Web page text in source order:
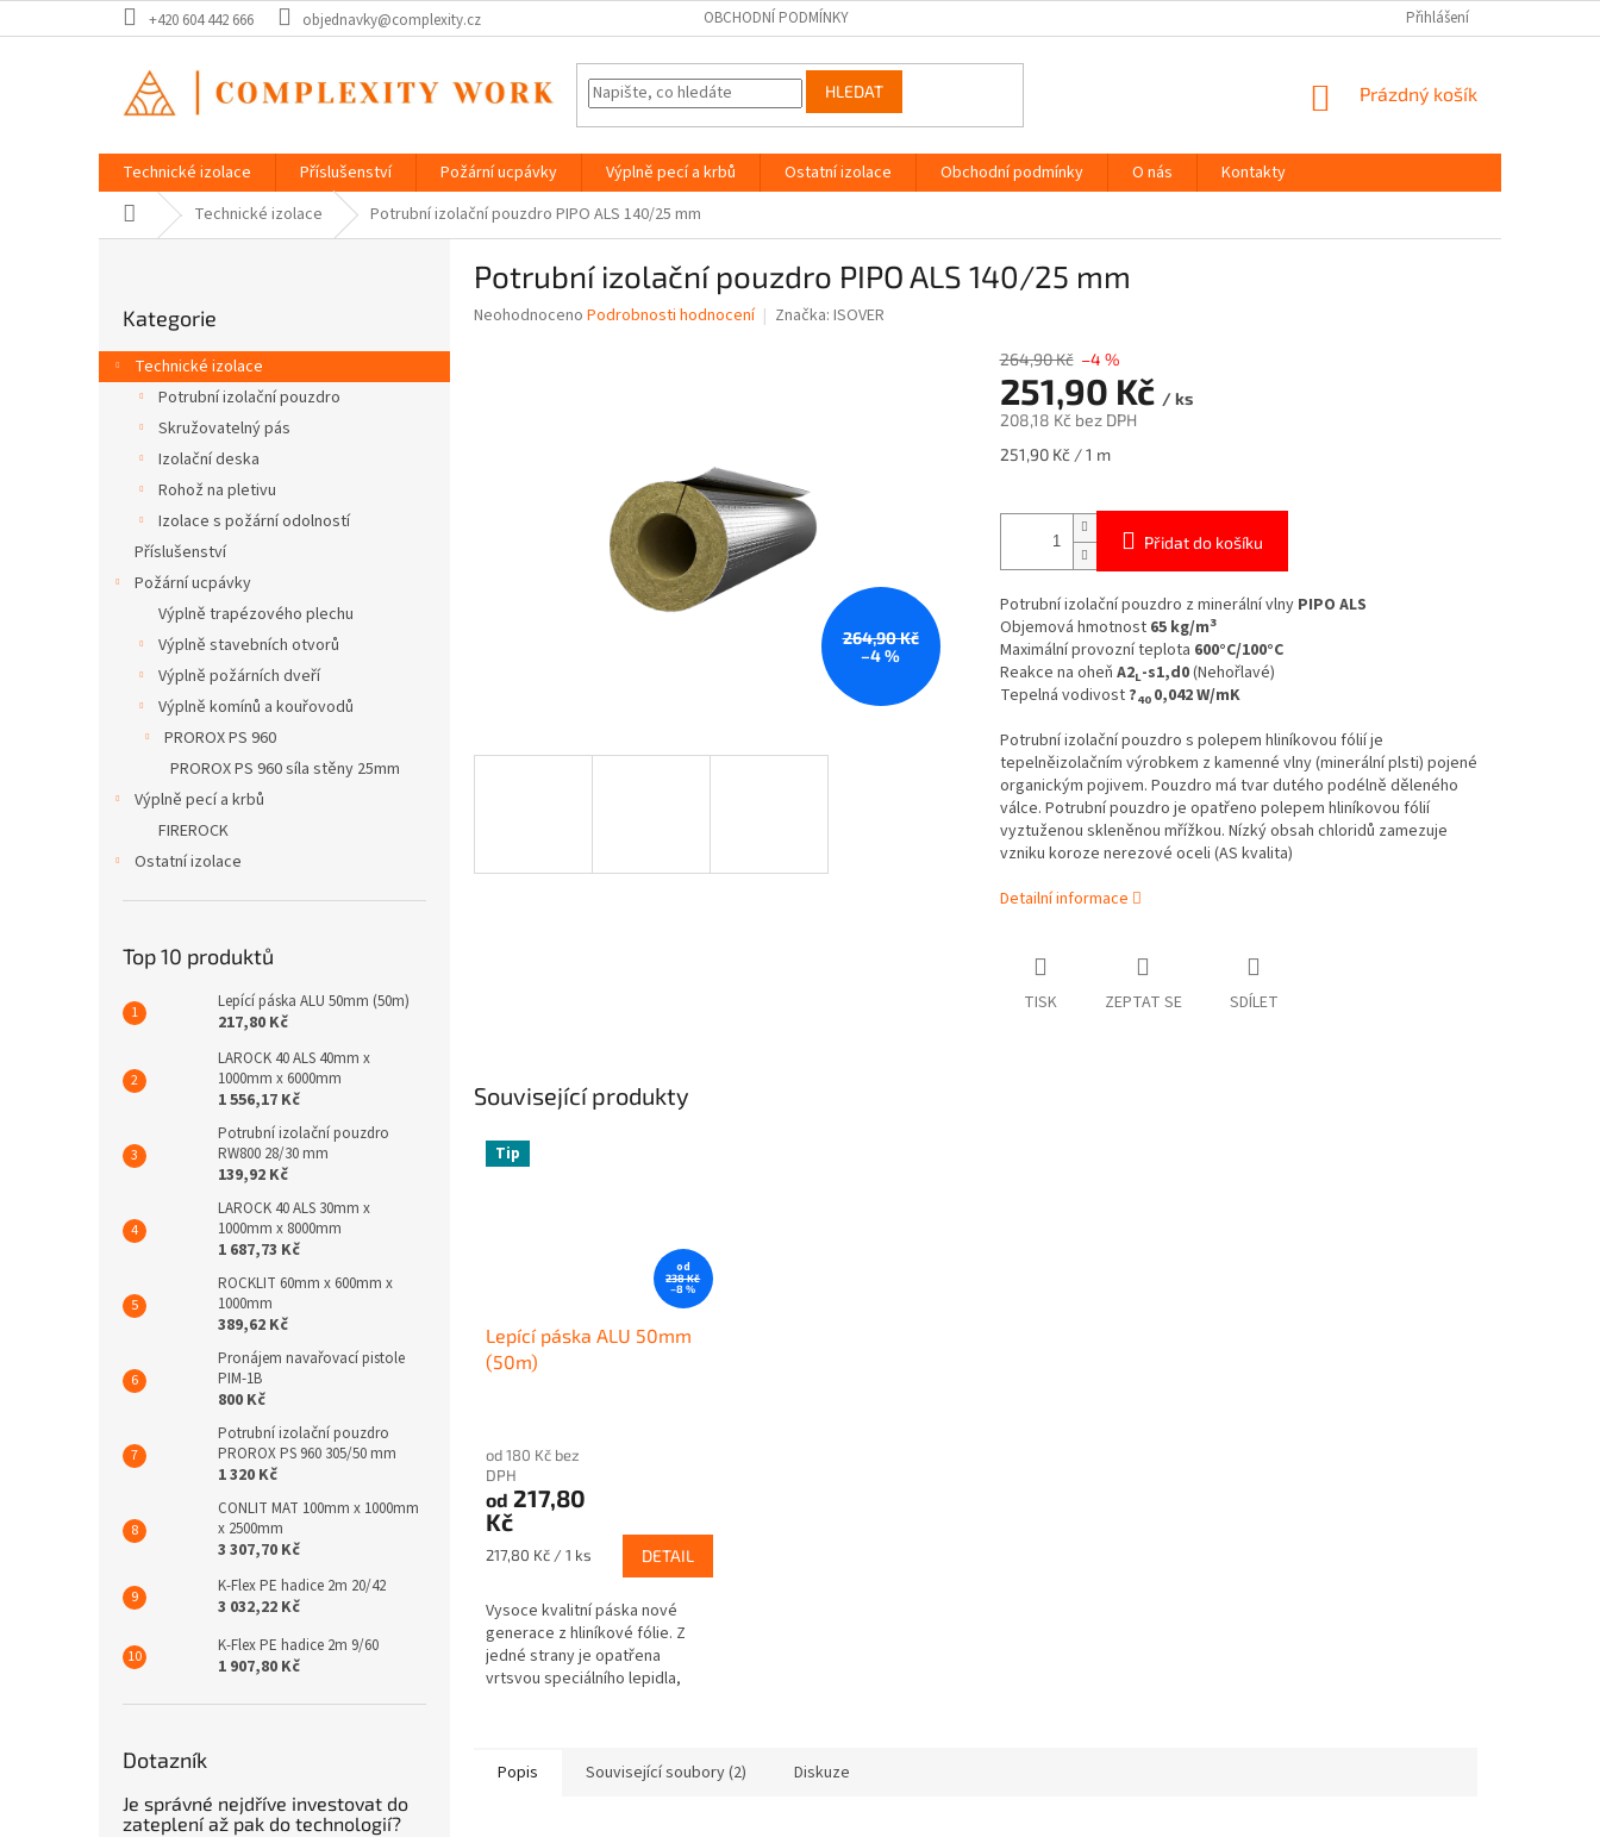
na
+420 604 442 666 objednavky@complexity.cz OBCHODNÍ PODMÍNKY Přihlášení
HLEDAT
NÁKUPNÍ
Prázdný košík
Technické izolace Příslušenství Požární ucpávky Výplně pecí a krbů Ostatní izolace Obchodní podmínky O nás
Kontakty
Domů Technické izolace Potrubní izolační pouzdro PIPO ALS 140/25 mm
r
a
kategorie
Kategorie
Technické izolace
Potrubní izolační pouzdro
Skružovatelný pás
Izolační deska
Rohož na pletivu
Izolace s požární odolností
Příslušenství
Požární ucpávky
Výplně trapézového plechu
Výplně stavebních otvorů
Výplně požárních dveří
Výplně komínů a kouřovodů
PROROX PS 960
PROROX PS 960 síla stěny 25mm
Výplně pecí a krbů
FIREROCK
Ostatní izolace
Top 10 produktů
Lepící páska ALU 50mm (50m)
217,80 Kč
LAROCK 40 ALS 40mm x
1000mm x 6000mm
1 556,17 Kč
Potrubní izolační pouzdro
RW800 28/30 mm
139,92 Kč
LAROCK 40 ALS 30mm x
1000mm x 8000mm
1 687,73 Kč
ROCKLIT 60mm x 600mm x
1000mm
389,62 Kč
Pronájem navařovací pistole
PIM-1B
800 Kč
Potrubní izolační pouzdro
PROROX PS 960 305/50 mm
1 320 Kč
CONLIT MAT 100mm x 1000mm
x 2500mm
3 307,70 Kč
K-Flex PE hadice 2m 20/42
3 032,22 Kč
K-Flex PE hadice 2m 9/60
1 907,80 Kč
Dotazník
Je správné nejdříve investovat do
zateplení až pak do technologií?
Potrubní izolační pouzdro PIPO ALS 140/25 mm
Průměrné
Neohodnoceno Podrobnosti hodnocení Značka: ISOVER
264,90 Kč
–4 %
264,90 Kč –4 %
251,90 Kč / ks
208,18 Kč bez DPH
Měrná
251,90 Kč / 1 m
Přidat do košíku
Potrubní izolační pouzdro z minerální vlny PIPO ALS
Objemová hmotnost 65 kg/m3
Maximální provozní teplota 600°C/100°C
Reakce na oheň A2L-s1,d0(Nehořlavé)
Tepelná vodivost ?40 0,042 W/mK
Potrubní izolační pouzdro s polepem hliníkovou fólií je
tepelněizolačním výrobkem z kamenné vlny (minerální plsti) pojené
organickým pojivem. Pouzdro má tvar dutého podélně děleného
válce. Potrubní pouzdro je opatřeno polepem hliníkovou fólií
vyztuženou skleněnou mřížkou. Nízký obsah chloridů zamezuje
vzniku koroze nerezové oceli (AS kvalita)
Detailní informace
TISK ZEPTAT SE SDÍLET
Související produkty
Tip
od
238 Kč
–8 %
Lepící páska ALU 50mm
(50m)
od 180 Kč bez
DPH
od 217,80
Kč
Měrná
217,80 Kč / 1 ks DETAIL
Vysoce kvalitní páska nové
generace z hliníkové fólie. Z
jedné strany je opatřena
vrtsvou speciálního lepidla,
Popis Související soubory (2) Diskuze